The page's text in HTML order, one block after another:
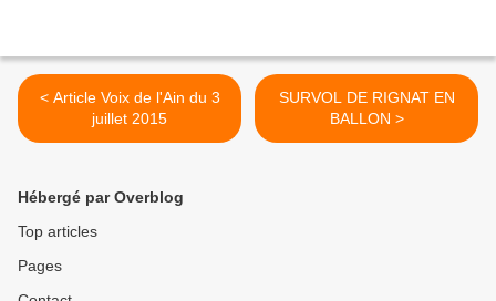
< Article Voix de l'Ain du 3
juillet 2015
SURVOL DE RIGNAT EN
BALLON >
Hébergé par Overblog
Top articles
Pages